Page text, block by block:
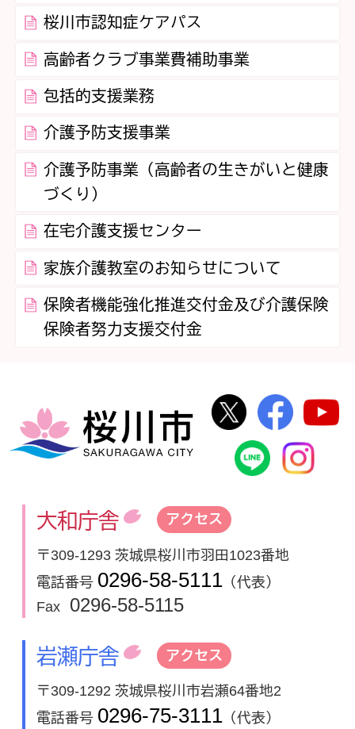
桜川市認知症ケアパス
高齢者クラブ事業費補助事業
包括的支援業務
介護予防支援事業
介護予防事業（高齢者の生きがいと健康
づくり）
在宅介護支援センター
家族介護教室のお知らせについて
保険者機能強化推進交付金及び介護保険
保険者努力支援交付金
桜川市
桜川市公式
桜川
桜川市公
大和庁舎 アクセス
〒309-1293 茨城県桜川市羽田1023番地
電話番号 0296-58-5111 （代表）
Fax
0296-58-5115
岩瀬庁舎 アクセス
〒309-1292 茨城県桜川市岩瀬64番地2
電話番号 0296-75-3111 （代表）